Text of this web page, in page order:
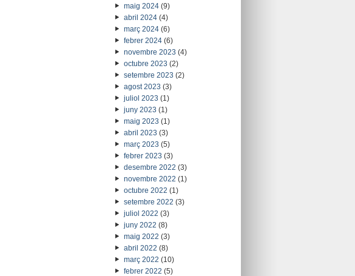
maig 2024(9)
abril 2024(4)
març 2024(6)
febrer 2024(6)
novembre 2023 (4)
octubre 2023 (2)
setembre 2023 (2)
agost 2023 (3)
juliol 2023 (1)
juny 2023 (1)
maig 2023 (1)
abril 2023 (3)
març 2023 (5)
febrer 2023 (3)
desembre 2022 (3)
novembre 2022 (1)
octubre 2022 (1)
setembre 2022 (3)
juliol 2022 (3)
juny 2022 (8)
maig 2022 (3)
abril 2022 (8)
març 2022 (10)
febrer 2022 (5)